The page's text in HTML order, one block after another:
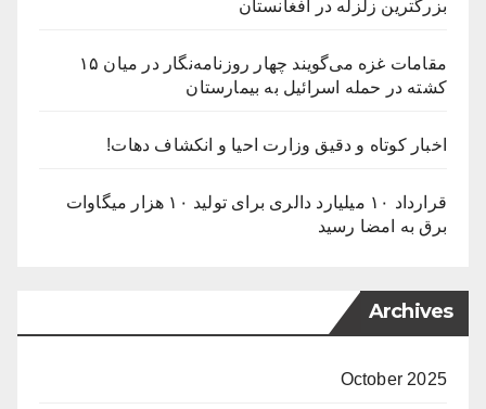
بزرگترین زلزله در افغانستان
مقامات غزه می‌گویند چهار روزنامه‌نگار در میان ۱۵
کشته در حمله اسرائیل به بیمارستان
اخبار کوتاه و دقیق وزارت احیا و انکشاف دهات!
قرارداد ۱۰ میلیارد دالری برای تولید ۱۰ هزار میگاوات
برق به امضا رسید
Archives
October 2025